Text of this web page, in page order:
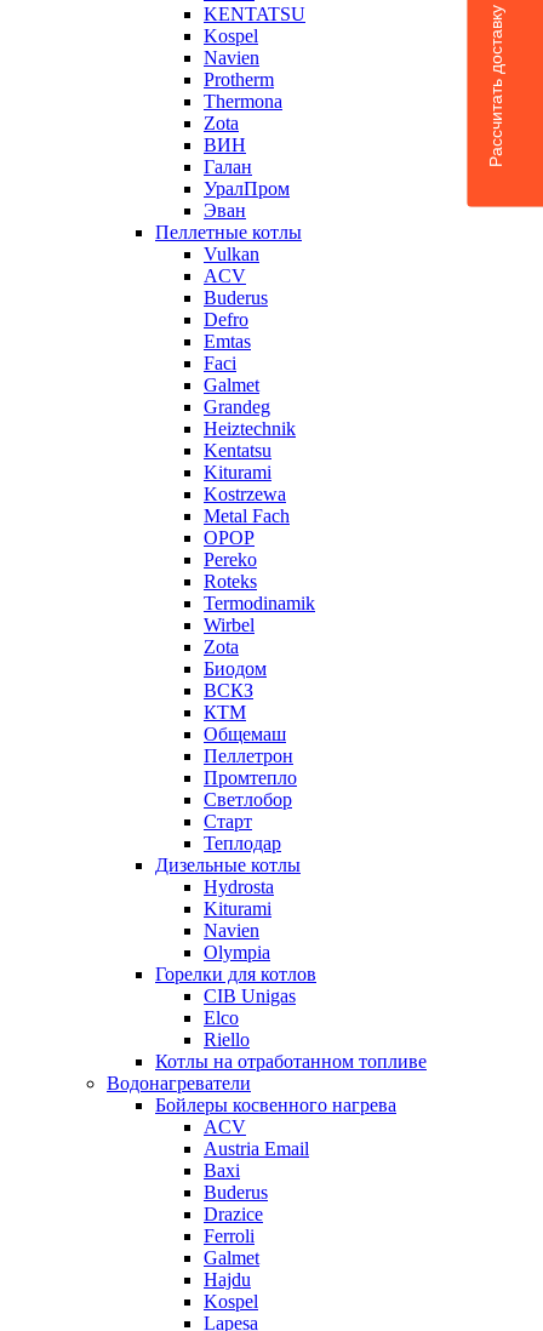
KENTATSU
Kospel
Navien
Protherm
Thermona
Zota
ВИН
Галан
УралПром
Эван
Пеллетные котлы
Vulkan
ACV
Buderus
Defro
Emtas
Faci
Galmet
Grandeg
Heiztechnik
Kentatsu
Kiturami
Kostrzewa
Metal Fach
OPOP
Pereko
Roteks
Termodinamik
Wirbel
Zota
Биодом
ВСКЗ
КТМ
Общемаш
Пеллетрон
Промтепло
Светлобор
Старт
Теплодар
Дизельные котлы
Hydrosta
Kiturami
Navien
Olympia
Горелки для котлов
CIB Unigas
Elco
Riello
Котлы на отработанном топливе
Водонагреватели
Бойлеры косвенного нагрева
ACV
Austria Email
Baxi
Buderus
Drazice
Ferroli
Galmet
Hajdu
Kospel
Lapesa
Рассчитать доставку